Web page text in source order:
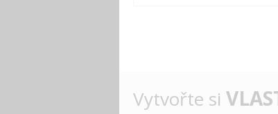
Vytvořte si